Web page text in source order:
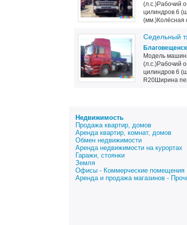
(л.с.)Рабочий
цилиндров 6
(мм.)Колёсная
Седельный
Благовещенск
Модель
(л.с.)Рабочий
цилиндров 6
R20Ширина
Недвижимость
Продажа квартир, домов
Аренда квартир, комнат, домов
Обмен недвижимости
Аренда недвижимости на курортах
Гаражи, стоянки
Земля
Офисы - Коммерческие помещения
Аренда и продажа магазинов -